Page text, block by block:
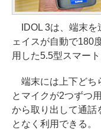
IDOL 3は、端末を
ェイスが自動で180
用した5.5型スマート
端末には上下どち
とマイクが2つずつ
から取り出して通話
となく利用できる。